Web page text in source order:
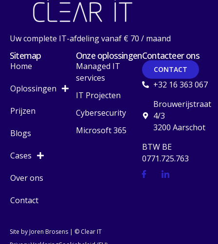
Uw complete IT-afdeling vanaf € 70 / maand
Sitemap
Home
Oplossingen
Prijzen
Blogs
Cases
Over ons
Contact
Onze oplossingen
Managed IT
services
IT Projecten
Cybersecurity
Microsoft 365
Contacteer ons
CONTACT
+32 16 363 067
Brouwerijstraat
4/3
3200 Aarschot
BTW BE
0771.725.763
Site by Joren Brosens | © Clear IT